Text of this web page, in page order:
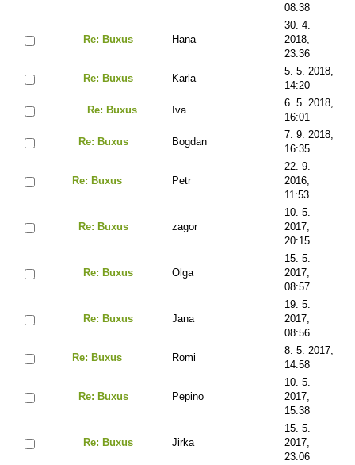
08:38
Re: Buxus Hana
30. 4.
2018,
23:36
Re: Buxus Karla
5. 5. 2018,
14:20
Re: Buxus Iva
6. 5. 2018,
16:01
Re: Buxus Bogdan
7. 9. 2018,
16:35
Re: Buxus Petr
22. 9.
2016,
11:53
Re: Buxus zagor
10. 5.
2017,
20:15
Re: Buxus Olga
15. 5.
2017,
08:57
Re: Buxus Jana
19. 5.
2017,
08:56
Re: Buxus Romi
8. 5. 2017,
14:58
Re: Buxus Pepino
10. 5.
2017,
15:38
Re: Buxus Jirka
15. 5.
2017,
23:06